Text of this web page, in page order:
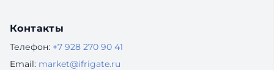
Контакты
Телефон: +7 928 270 90 41
Email: market@ifrigate.ru